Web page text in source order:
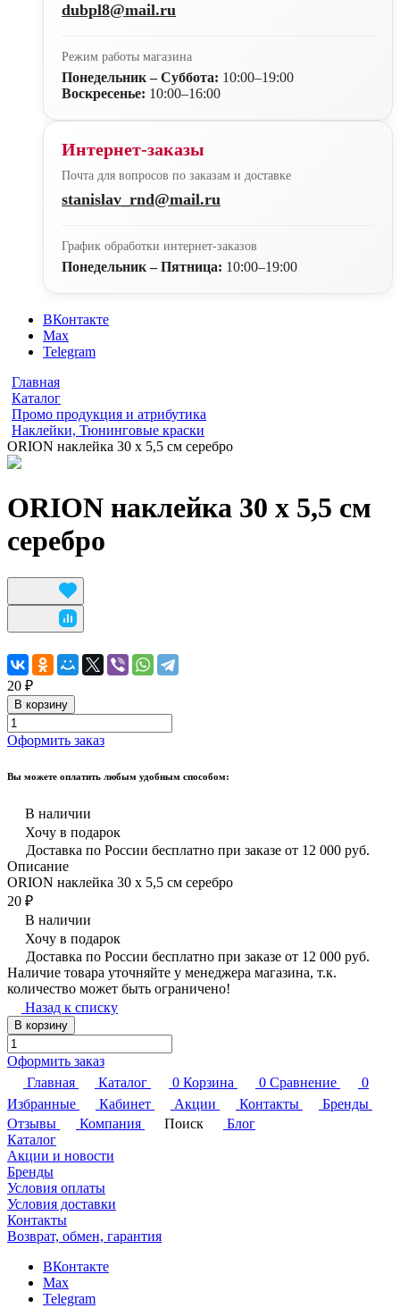
dubpl8@mail.ru
Режим работы магазина
Понедельник – Суббота: 10:00–19:00
Воскресенье: 10:00–16:00
Интернет-заказы
Почта для вопросов по заказам и доставке
stanislav_rnd@mail.ru
График обработки интернет-заказов
Понедельник – Пятница: 10:00–19:00
ВКонтакте
Max
Telegram
Главная
Каталог
Промо продукция и атрибутика
Наклейки, Тюнинговые краски
ORION наклейка 30 х 5,5 см серебро
ORION наклейка 30 х 5,5 см
серебро
20 ₽
В корзину
Оформить заказ
Вы можете оплатить любым удобным способом:
В наличии
Хочу в подарок
Доставка по России бесплатно при заказе от 12 000 руб.
Описание
ORION наклейка 30 х 5,5 см серебро
20 ₽
В наличии
Хочу в подарок
Доставка по России бесплатно при заказе от 12 000 руб.
Наличие товара уточняйте у менеджера магазина, т.к.
количество может быть ограничено!
Назад к списку
В корзину
Оформить заказ
Главная
Каталог 0 Корзина 0 Сравнение
0
Избранные
Кабинет Акции Контакты
Бренды
Отзывы
Компания Поиск
Блог
Каталог
Акции и новости
Бренды
Условия оплаты
Условия доставки
Контакты
Возврат, обмен, гарантия
ВКонтакте
Max
Telegram